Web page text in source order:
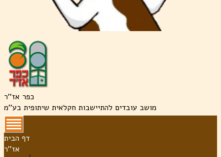
כפר אז''ר
מושב עובדים להתיישבות חקלאית שיתופית בע''מ
דף הבית
אז''ר